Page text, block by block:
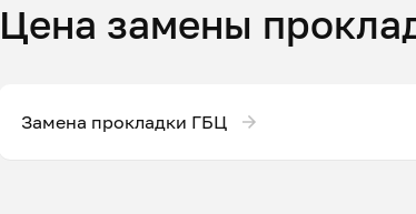
Цена замены
Замена прокладки ГБЦ